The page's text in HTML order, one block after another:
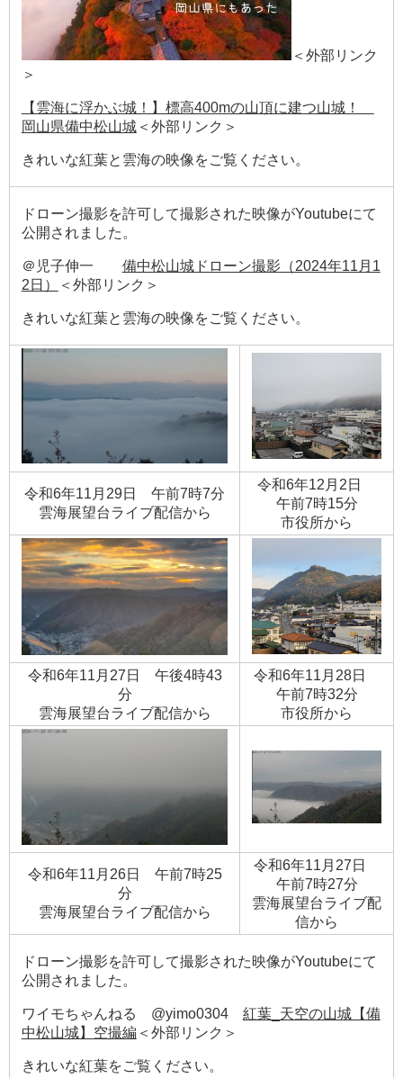
＜外部リンク
＞
【雲海に浮かぶ城！】標高400mの山頂に建つ山城！
岡山県備中松山城＜外部リンク＞
きれいな紅葉と雲海の映像をご覧ください。
ドローン撮影を許可して撮影された映像がYoutubeにて
公開されました。
＠児子伸一
備中松山城ドローン撮影（2024年11月1
2日）
＜外部リンク＞
きれいな紅葉と雲海の映像をご覧ください。
令和6年11月29日 午前7時7分
​雲海展望台ライブ配信から
令和6年12月2日
午前7時15分
​市役所から
令和6年11月27日 午後4時43
分
​雲海展望台ライブ配信から
令和6年11月28日
午前7時32分
​市役所から
令和6年11月26日 午前7時25
分
​雲海展望台ライブ配信から
令和6年11月27日
午前7時27分
​雲海展望台ライブ配
信から
ドローン撮影を許可して撮影された映像がYoutubeにて
公開されました。
ワイモちゃんねる @yimo0304 紅葉_天空の山城【備
中松山城】空撮編​​＜外部リンク＞
きれいな紅葉をご覧ください。